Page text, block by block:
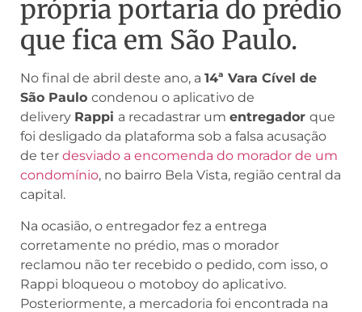
própria portaria do prédio
que fica em São Paulo.
No final de abril deste ano, a 14ª Vara Cível de
São Paulo condenou o aplicativo de
delivery Rappi a recadastrar um entregador que
foi desligado da plataforma sob a falsa acusação
de ter desviado a encomenda do morador de um
condomínio, no bairro Bela Vista, região central da
capital.
Na ocasião, o entregador fez a entrega
corretamente no prédio, mas o morador
reclamou não ter recebido o pedido, com isso, o
Rappi bloqueou o motoboy do aplicativo.
Posteriormente, a mercadoria foi encontrada na